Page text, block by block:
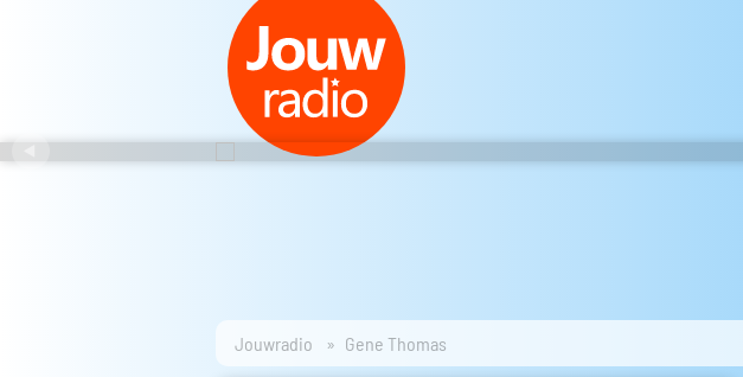
Jouwradio Gene Thomas